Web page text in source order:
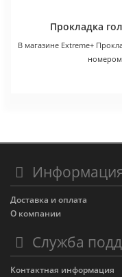
Прокладка
В магазине Extreme+
номером
Доставка и оплата
О компании
Служба
Контактная информация